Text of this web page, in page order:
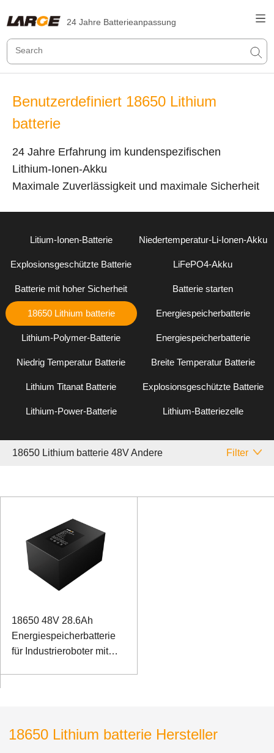
24 Jahre Batterieanpassung
Benutzerdefiniert 18650 Lithium
batterie
24 Jahre Erfahrung im kundenspezifischen
Lithium-Ionen-Akku
Maximale Zuverlässigkeit und maximale Sicherheit
Litium-Ionen-Batterie Niedertemperatur-Li-Ionen-Akku
Explosionsgeschützte Batterie LiFePO4-Akku
Batterie mit hoher Sicherheit Batterie starten
18650 Lithium batterie Energiespeicherbatterie
Lithium-Polymer-Batterie Energiespeicherbatterie
Niedrig Temperatur Batterie Breite Temperatur Batterie
Lithium Titanat Batterie Explosionsgeschützte Batterie
Lithium-Power-Batterie Lithium-Batteriezelle
18650 Lithium batterie 48V Andere Filter
18650 48V 28.6Ah
Energiespeicherbatterie
für Industrieroboter mit
18650 Lithium batterie Hersteller